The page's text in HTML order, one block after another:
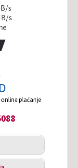
s
s
plaćanje